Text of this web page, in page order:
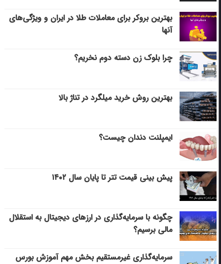
بهترین بروکر برای معاملات طلا در ایران و ویژگی‌های
آنها
چرا بلوک زن دسته دوم نخریم؟
بهترین روش خرید میلگرد در تناژ بالا
ایمپلنت دندان چیست؟
پیش بینی قیمت تتر تا پایان سال ۱۴۰۲
چگونه با سرمایه‌گذاری در ارزهای دیجیتال به استقلال
مالی برسیم؟
سرمایه‌گذاری غیرمستقیم بخش مهم آموزش بورس